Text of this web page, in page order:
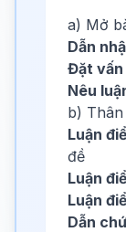
a) Mở
Dẫn
Đặt vấn
Nêu
b) Thân
Luận
đề
Luận
Luận
Dẫn